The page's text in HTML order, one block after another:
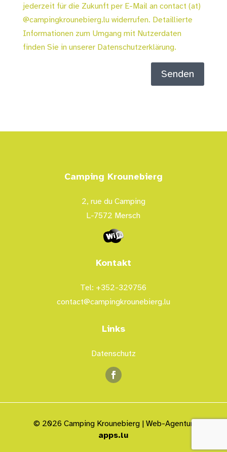
jederzeit für die Zukunft per E-Mail an contact (at)
@campingkrounebierg.lu widerrufen. Detaillierte
Informationen zum Umgang mit Nutzerdaten
finden Sie in unserer Datenschutzerklärung.
Senden
Camping Krounebierg
2, rue du Camping
L-7572 Mersch
Kontakt
Tel: +352-329756
contact@campingkrounebierg.lu
Links
Datenschutz
© 2026 Camping Krounebierg | Web-Agentur
apps.lu